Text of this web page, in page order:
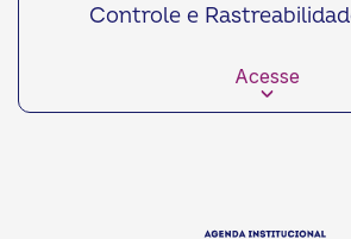
Controle e
Acesse